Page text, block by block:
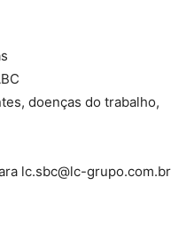
doenças do trabalho,
lc.sbc@lc-grupo.com.br